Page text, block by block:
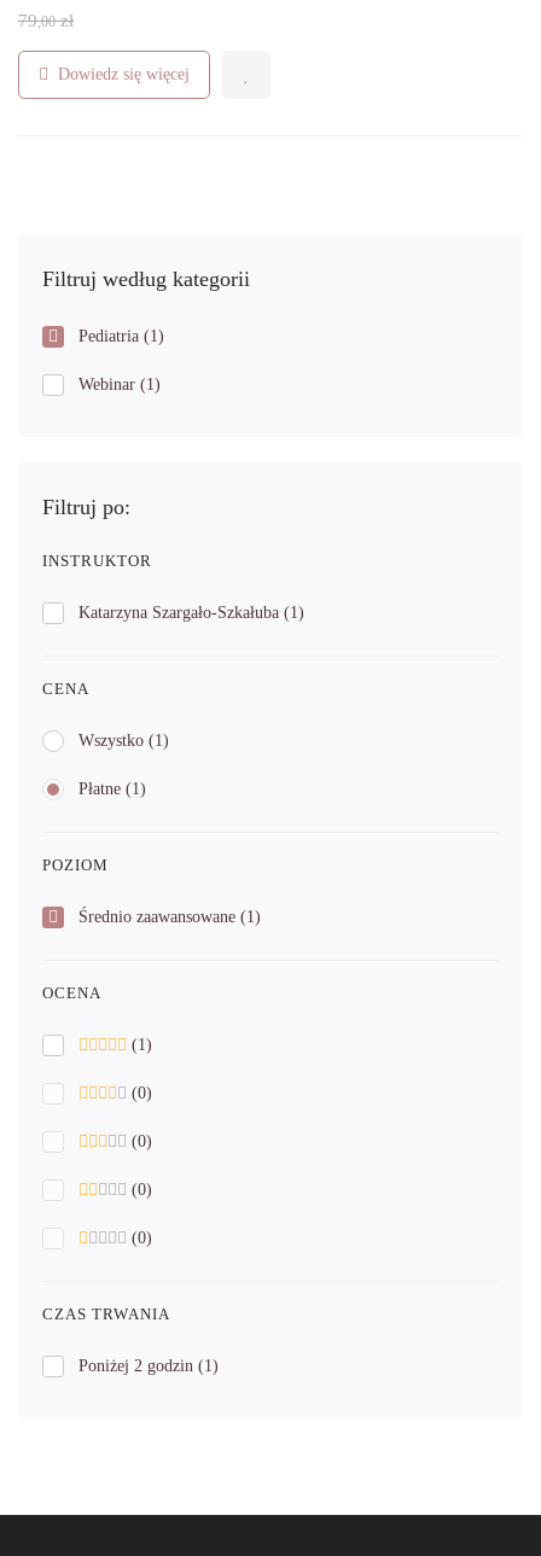
Filtruj według kategorii
Pediatria (1)
Webinar (1)
Filtruj po:
INSTRUKTOR
Katarzyna Szargało-Szkałuba (1)
CENA
Wszystko (1)
Płatne (1)
POZIOM
Średnio zaawansowane (1)
OCENA
(1)
(0)
(0)
(0)
(0)
CZAS TRWANIA
Poniżej 2 godzin (1)
79,00 zł
Dowiedz się więcej